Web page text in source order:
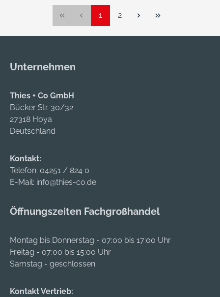
Seite
1 Seite
2
Unternehmen
Thies + Co GmbH
Bücker Str. 30/32
27318 Hoya
Deutschland
Kontakt:
Telefon: 04251 / 824 0
E-Mail: info@thies-co.de
Öffnungszeiten Fachgroßhandel
Montag bis Donnerstag - 07:00 bis 17:00 Uhr
Freitag - 07:00 bis 15:00 Uhr
Samstag - geschlossen
Kontakt Vertrieb: